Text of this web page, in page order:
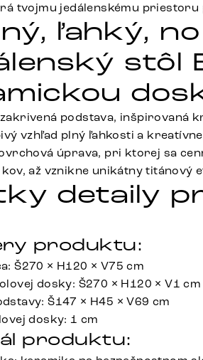
tvojmu jedálenskému priestoru
ľahký,
stôl
podstava, inšpirovaná
vzhľad plný ľahkosti a
úprava, pri ktorej sa
až vznikne unikátny titánový
detaily
produktu:
Š270 × H120 × V75 cm
dosky: Š270 × H120 × V1 cm
Š147 × H45 × V69 cm
dosky: 1 cm
produktu: